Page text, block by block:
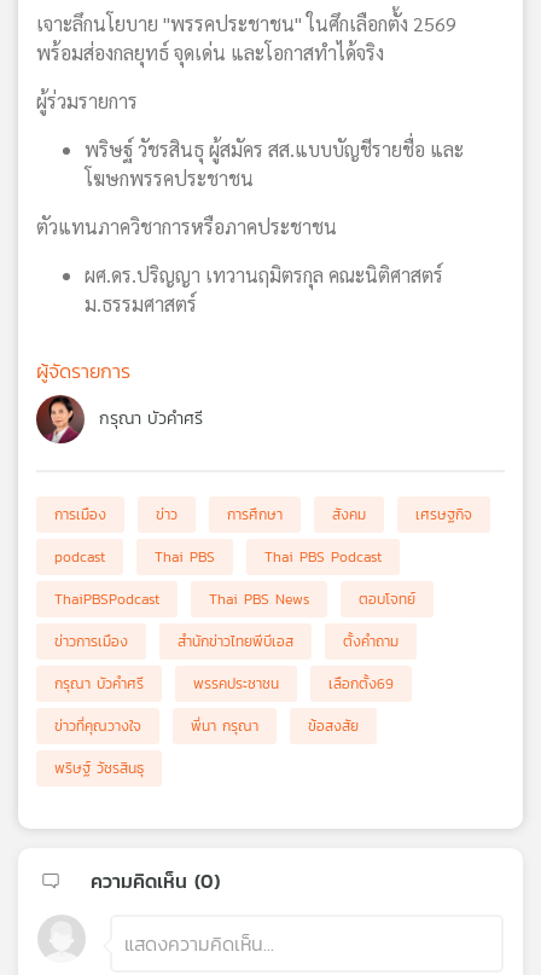
เจาะลึกนโยบาย "พรรคประชาชน" ในศึกเลือกตั้ง 2569
พร้อมส่องกลยุทธ์ จุดเด่น และโอกาสทำได้จริง
ผู้ร่วมรายการ
พริษฐ์ วัชรสินธุ ผู้สมัคร สส.แบบบัญชีรายชื่อ และ
โฆษกพรรคประชาชน
ตัวแทนภาควิชาการหรือภาคประชาชน
ผศ.ดร.ปริญญา เทวานฤมิตรกุล คณะนิติศาสตร์
ม.ธรรมศาสตร์
ผู้จัดรายการ
กรุณา บัวคำศรี
การเมือง ข่าว การศึกษา สังคม
เศรษฐกิจ
podcast
Thai PBS
Thai PBS Podcast
ThaiPBSPodcast
Thai PBS News
ตอบโจทย์
ข่าวการเมือง
สำนักข่าวไทยพีบีเอส
ตั้งคำถาม
กรุณา บัวคำศรี
พรรคประชาชน
เลือกตั้ง69
ข่าวที่คุณวางใจ
พี่นา กรุณา
ข้อสงสัย
พริษฐ์ วัชรสินธุ
ความคิดเห็น (0)